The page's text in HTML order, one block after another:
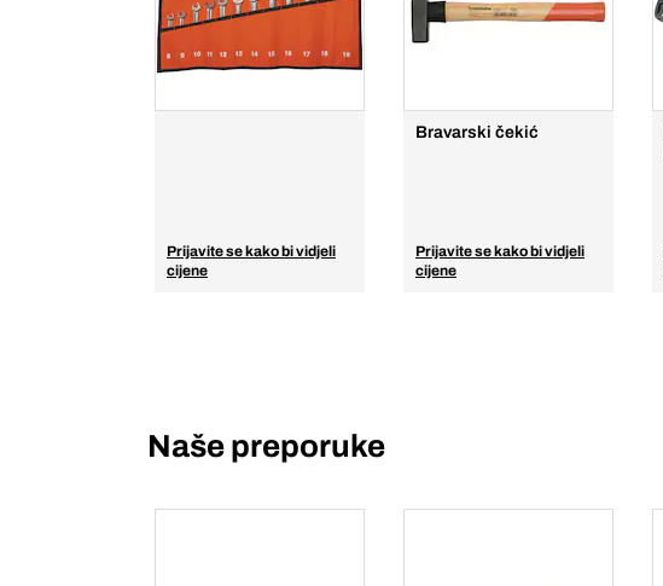
Prijavite se kako bi vidjeli
cijene
Bravarski čekić
Prijavite se kako bi vidjeli
cijene
Naše preporuke